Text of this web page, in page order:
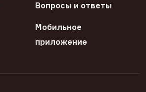
Вопросы и ответы
Мобильное
приложение